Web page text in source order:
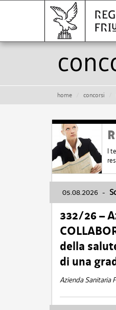
home concorsi
I
05.08.2026 -
332/26 –
della
di una
Azienda Sanitaria